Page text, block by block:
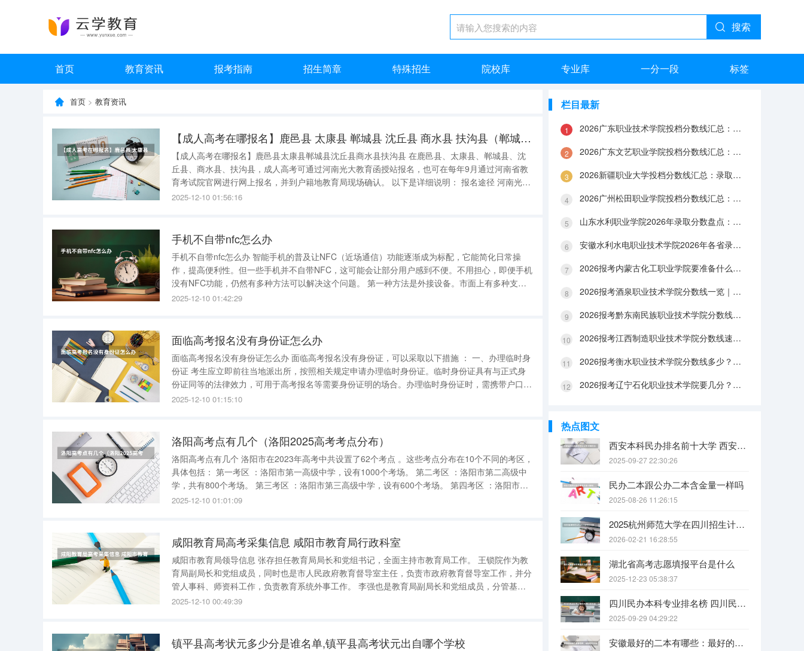
搜索
首页 教育资讯 报考指南 招生简章 特殊招生 院校库 专业库 一分一段 标签
首页 > 教育资讯
【成人高考在哪报名】鹿邑县 太康县 郸城县 沈丘县 商水县 扶沟县（郸城县第一高级中学高考成绩）
【成人高考在哪报名】鹿邑县太康县郸城县沈丘县商水县扶沟县 在鹿邑县、太康县、郸城县、沈
丘县、商水县、扶沟县，成人高考可通过河南光大教育函授站报名，也可在每年9月通过河南省教
育考试院官网进行网上报名，并到户籍地教育局现场确认。 以下是详细说明： 报名途径 河南光大
教育函授站 ：作为正规报名点，提供成人高考报名服务，专科报名费100元，本科报名费150元，
2025-12-10 01:56:16
手机不自带nfc怎么办
手机不自带nfc怎么办 智能手机的普及让NFC（近场通信）功能逐渐成为标配，它能简化日常操
作，提高便利性。但一些手机并不自带NFC，这可能会让部分用户感到不便。不用担心，即便手机
没有NFC功能，仍然有多种方法可以解决这个问题。 第一种方法是外接设备。市面上有多种支持
NFC的外接设备，如NFC贴纸、NFC手机壳等。这些设备通过内置NFC芯片或磁片，将手机与
2025-12-10 01:42:29
面临高考报名没有身份证怎么办
面临高考报名没有身份证怎么办 面临高考报名没有身份证，可以采取以下措施 ： 一、办理临时身
份证 考生应立即前往当地派出所，按照相关规定申请办理临时身份证。临时身份证具有与正式身
份证同等的法律效力，可用于高考报名等需要身份证明的场合。办理临时身份证时，需携带户口簿
等必要材料，并遵循当地公安机关的具体要求。 二、走加急通道办理身份证 如果时间允许，考生
2025-12-10 01:15:10
洛阳高考点有几个（洛阳2025高考考点分布）
洛阳高考点有几个 洛阳市在2023年高考中共设置了62个考点 。这些考点分布在10个不同的考区，
具体包括： 第一考区 ：洛阳市第一高级中学，设有1000个考场。 第二考区 ：洛阳市第二高级中
学，共有800个考场。 第三考区 ：洛阳市第三高级中学，设有600个考场。 第四考区 ：洛阳市第
2025-12-10 01:01:09
咸阳教育局高考采集信息 咸阳市教育局行政科室
咸阳市教育局领导信息 张存担任教育局局长和党组书记，全面主持市教育局工作。 王锁院作为教
育局副局长和党组成员，同时也是市人民政府教育督导室主任，负责市政府教育督导室工作，并分
管人事科、师资科工作，负责教育系统外事工作。 李强也是教育局副局长和党组成员，分管基教
科、德育科、教研室、电教馆（教育信息中心）、实验中学、小学、幼儿园和特校工作，负责教育
2025-12-10 00:49:39
镇平县高考状元多少分是谁名单,镇平县高考状元出自哪个学校
栏目最新
2026广东职业技术学院投档分数线汇总：录取分数、报到与就业数据
2026广东文艺职业学院投档分数线汇总：录取分数、报到与就业数据
2026新疆职业大学投档分数线汇总：录取分数、报到与就业数据
2026广州松田职业学院投档分数线汇总：录取分数、报到与就业数据
山东水利职业学院2026年录取分数盘点：宿舍、费用、就业与FAQ
安徽水利水电职业技术学院2026年各省录取分数：报到手续、费用与就业数据
2026报考内蒙古化工职业学院要准备什么？分数线与入学全攻略
2026报考酒泉职业技术学院分数线一览｜手续办理与FAQ解答
2026报考黔东南民族职业技术学院分数线参考｜生活条件与入学流程
2026报考江西制造职业技术学院分数线速查｜生活成本与FAQ解答
2026报考衡水职业技术学院分数线多少？附报到流程与生活指南
2026报考辽宁石化职业技术学院要几分？分数线与生活成本详解
热点图文
西安本科民办排名前十大学 西安民办本科院校排名
2025-09-27 22:30:26
民办二本跟公办二本含金量一样吗
2025-08-26 11:26:15
2025杭州师范大学在四川招生计划是什么（2026参考）
2026-02-21 16:28:55
湖北省高考志愿填报平台是什么
2025-12-23 05:38:37
四川民办本科专业排名榜 四川民办本科院校排名
2025-09-29 04:29:22
安徽最好的二本有哪些：最好的民办本科，最好的公办二本大学